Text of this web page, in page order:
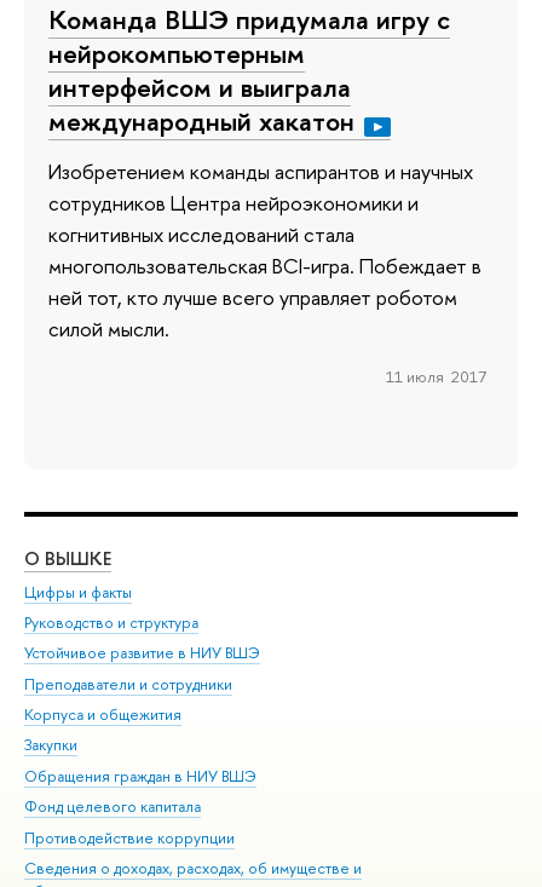
Команда ВШЭ придумала игру с
нейрокомпьютерным
интерфейсом и выиграла
международный хакатон
Изобретением команды аспирантов и научных
сотрудников Центра нейроэкономики и
когнитивных исследований стала
многопользовательская BCI-игра. Побеждает в
ней тот, кто лучше всего управляет роботом
силой мысли.
11 июля 2017
О ВЫШКЕ
Цифры и факты
Руководство и структура
Устойчивое развитие в НИУ ВШЭ
Преподаватели и сотрудники
Корпуса и общежития
Закупки
Обращения граждан в НИУ ВШЭ
Фонд целевого капитала
Противодействие коррупции
Сведения о доходах, расходах, об имуществе и